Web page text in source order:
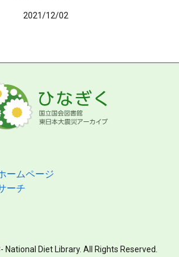
2021/12/02
ームページ
ーチ
Diet Library. All Rights Reserved.